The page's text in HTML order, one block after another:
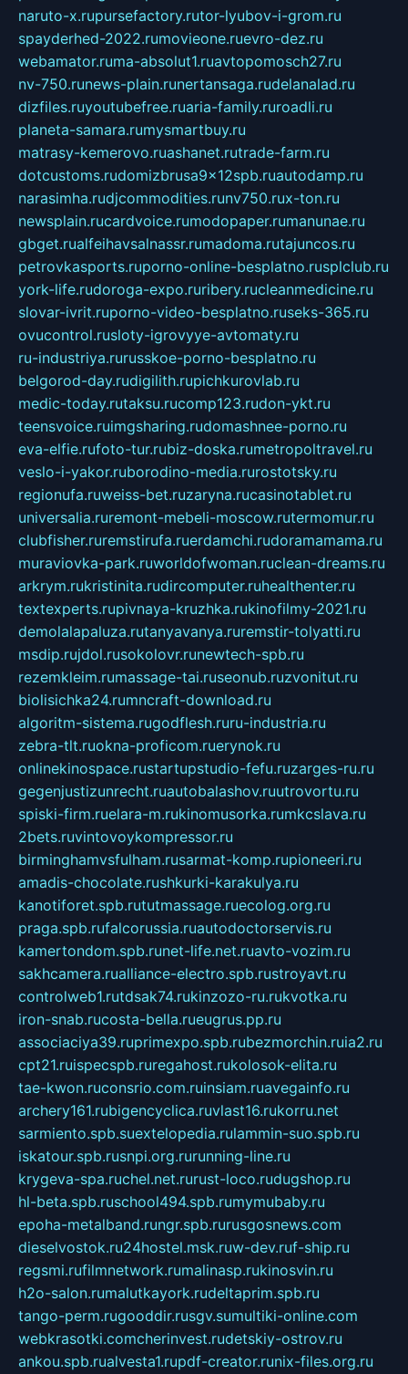
naruto-x.rupursefactory.rutor-lyubov-i-grom.ru
spayderhed-2022.rumovieone.ruevro-dez.ru
webamator.ruma-absolut1.ruavtopomosch27.ru
nv-750.runews-plain.runertansaga.rudelanalad.ru
dizfiles.ruyoutubefree.ruaria-family.ruroadli.ru
planeta-samara.rumysmartbuy.ru
matrasy-kemerovo.ruashanet.rutrade-farm.ru
dotcustoms.rudomizbrusa9x12spb.ruautodamp.ru
narasimha.rudjcommodities.runv750.rux-ton.ru
newsplain.rucardvoice.rumodopaper.rumanunae.ru
gbget.rualfeihavsalnassr.rumadoma.rutajuncos.ru
petrovkasports.ruporno-online-besplatno.rusplclub.ru
york-life.rudoroga-expo.ruribery.rucleanmedicine.ru
slovar-ivrit.ruporno-video-besplatno.ruseks-365.ru
ovucontrol.rusloty-igrovyye-avtomaty.ru
ru-industriya.rurusskoe-porno-besplatno.ru
belgorod-day.rudigilith.rupichkurovlab.ru
medic-today.rutaksu.rucomp123.rudon-ykt.ru
teensvoice.ruimgsharing.rudomashnee-porno.ru
eva-elfie.rufoto-tur.rubiz-doska.rumetropoltravel.ru
veslo-i-yakor.ruborodino-media.rurostotsky.ru
regionufa.ruweiss-bet.ruzaryna.rucasinotablet.ru
universalia.ruremont-mebeli-moscow.rutermomur.ru
clubfisher.ruremstirufa.ruerdamchi.rudoramamama.ru
muraviovka-park.ruworldofwoman.ruclean-dreams.ru
arkrym.rukristinita.rudircomputer.ruhealthenter.ru
textexperts.rupivnaya-kruzhka.rukinofilmy-2021.ru
demolalapaluza.rutanyavanya.ruremstir-tolyatti.ru
msdip.rujdol.rusokolovr.runewtech-spb.ru
rezemkleim.rumassage-tai.ruseonub.ruzvonitut.ru
biolisichka24.rumncraft-download.ru
algoritm-sistema.rugodflesh.ruru-industria.ru
zebra-tlt.ruokna-proficom.ruerynok.ru
onlinekinospace.rustartupstudio-fefu.ruzarges-ru.ru
gegenjustizunrecht.ruautobalashov.ruutrovortu.ru
spiski-firm.ruelara-m.rukinomusorka.rumkcslava.ru
2bets.ruvintovoykompressor.ru
birminghamvsfulham.rusarmat-komp.rupioneeri.ru
amadis-chocolate.rushkurki-karakulya.ru
kanotiforet.spb.rututmassage.ruecolog.org.ru
praga.spb.rufalcorussia.ruautodoctorservis.ru
kamertondom.spb.runet-life.net.ruavto-vozim.ru
sakhcamera.rualliance-electro.spb.rustroyavt.ru
controlweb1.rutdsak74.rukinzozo-ru.rukvotka.ru
iron-snab.rucosta-bella.rueugrus.pp.ru
associaciya39.ruprimexpo.spb.rubezmorchin.ruia2.ru
cpt21.ruispecspb.ruregahost.rukolosok-elita.ru
tae-kwon.ruconsrio.com.ruinsiam.ruavegainfo.ru
archery161.rubigencyclica.ruvlast16.rukorru.net
sarmiento.spb.suextelopedia.rulammin-suo.spb.ru
iskatour.spb.rusnpi.org.rurunning-line.ru
krygeva-spa.ruchel.net.rurust-loco.rudugshop.ru
hl-beta.spb.ruschool494.spb.rumymubaby.ru
epoha-metalband.rungr.spb.rurusgosnews.com
dieselvostok.ru24hostel.msk.ruw-dev.ruf-ship.ru
regsmi.rufilmnetwork.rumalinasp.rukinosvin.ru
h2o-salon.rumalutkayork.rudeltaprim.spb.ru
tango-perm.rugooddir.rusgv.sumultiki-online.com
webkrasotki.comcherinvest.rudetskiy-ostrov.ru
ankou.spb.rualvesta1.rupdf-creator.runix-files.org.ru